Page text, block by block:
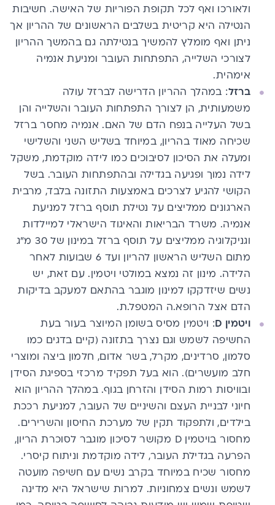
ולאורכו ואף לכל תקופת הפוריות של האישה. חשיבות
הנטילה היא קריטית בשלבים הראשונים של ההריון אך
ניתן ואף מומלץ להמשיך בנטילתה גם בהמשך ההריון
לצורכי השלייה, התפתחות העובר ומניעת אנמיה
אימהית.
ברזל: במהלך ההריון הדרישה לברזל עולה
משמעותית, הן לצורך התפתחות העובר והשלייה והן
בשל העלייה בנפח הדם של האם. אנמיה מחסר ברזל
שכיחה מאוד בהריון, במיוחד בשליש השני והשלישי
ומעלה את הסיכון לסיבוכים כמו לידה מוקדמת, משקל
לידה נמוך ופגיעה בגדילה ובהתפתחות העובר. בשל
הקושי להגיע לצרכים באמצעות התזונה בלבד, מרבית
הארגונים ממליצים על נטילת תוסף ברזל למניעת
אנמיה. משרד הבריאות והאיגוד הישראלי למיילדות
וגניקלוגיה ממליצים על תוסף ברזל במינון של 30 מ״ג
מתום השליש הראשון להריון ועד 6 שבועות לאחר
הלידה. מינון זה נמצא במולטי ויטמין. עם זאת, יש
נשים שיזדקקו למינון מוגבר בהתאם למעקב בדיקות
הדם אצל הרופא.ה המטפל.ת.
ויטמין D
: ויטמין מסיס בשומן המיוצר בעור בעת
החשיפה לשמש וגם נצרך בתזונה (קיים בדגים כמו
סלמון, סרדינים, מקרל, בשר אדום, חלמון ביצה ומוצרי
חלב מועשרים). הוא בעל תפקיד מרכזי בספיגת הסידן
ובוויסות רמות הסידן והזרחן בגוף. במהלך ההריון הוא
חיוני לבניית העצם והשיניים של העובר, למניעת רככת
בילדים, ולתפקוד תקין של מערכת החיסון והשרירים.
מחסור בויטמין D מקושר לסיכון מוגבר לסוכרת הריון,
הפרעה בגדילת העובר, לידה מוקדמת וניתוח קיסרי.
מחסור שכיח במיוחד בקרב נשים עם חשיפה מועטה
לשמש ונשים צמחוניות. למרות שישראל היא מדינה